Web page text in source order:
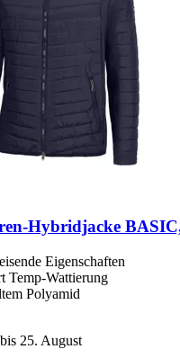
​Hybridjacke
Eigenschaften
Temp-Wattierung
Polyamid
25. August